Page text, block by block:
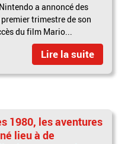
a annoncé des
trimestre de son
du film Mario...
Lire la suite
1980, les aventures
lieu à de